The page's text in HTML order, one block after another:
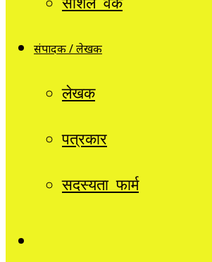
संपादक / लेखक
लेखक
पत्रकार
सदस्यता फार्म